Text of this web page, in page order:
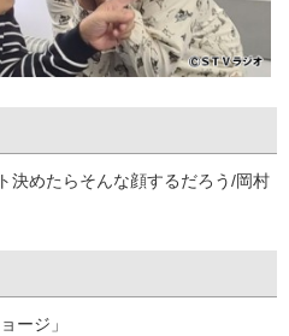
決めたらそんな顔するだろう/岡村
ージ」